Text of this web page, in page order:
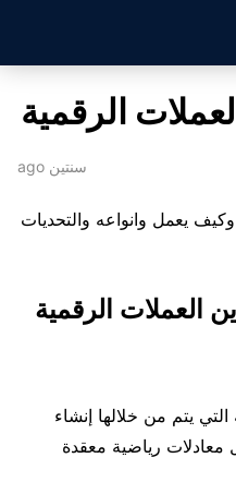
الرقمية
سنتين ago
يعمل وانواعه والتحديات
العملات الرقمية
يتم من خلالها إنشاء
رياضية معقدة